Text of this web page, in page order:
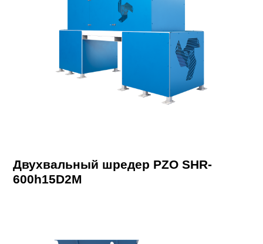
Двухвальный шредер PZO SHR-
600h15D2M